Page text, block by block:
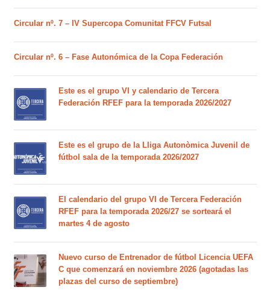
Circular nº. 7 – IV Supercopa Comunitat FFCV Futsal
Circular nº. 6 – Fase Autonómica de la Copa Federación
Este es el grupo VI y calendario de Tercera
Federación RFEF para la temporada 2026/2027
Este es el grupo de la Lliga Autonòmica Juvenil de
fútbol sala de la temporada 2026/2027
El calendario del grupo VI de Tercera Federación
RFEF para la temporada 2026/27 se sorteará el
martes 4 de agosto
Nuevo curso de Entrenador de fútbol Licencia UEFA
C que comenzará en noviembre 2026 (agotadas las
plazas del curso de septiembre)